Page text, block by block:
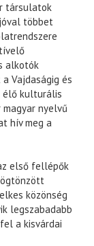
társulatok
többet
alkotók
Vajdaságig és
élő kulturális
nyelvű
hív meg a
első fellépők
közönség
legszabadabb
a kisvárdai